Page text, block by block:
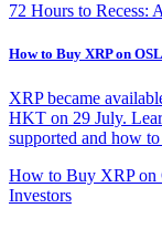
72 Hours to Recess:
How to Buy XRP on
XRP became
HKT on 29 July.
supported and how
How to Buy XRP on
Investors